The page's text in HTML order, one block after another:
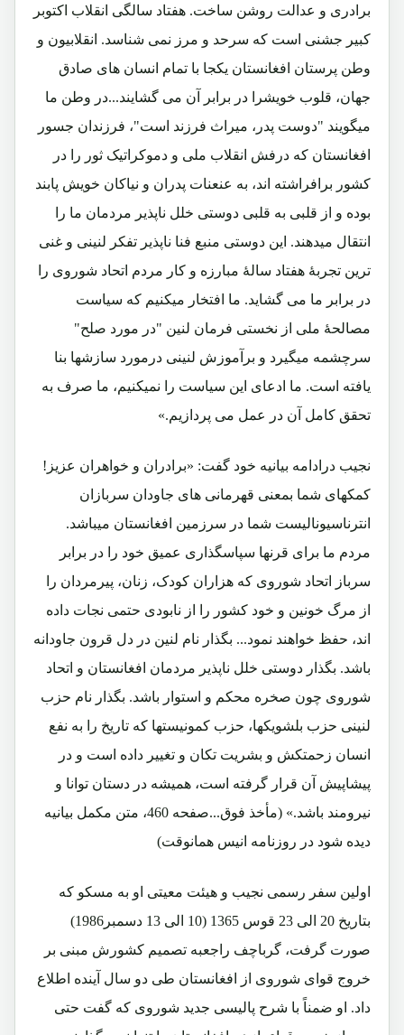
برادری و عدالت روشن ساخت. هفتاد سالگی انقلاب اکتوبر
کبیر جشنی است که سرحد و مرز نمی شناسد. انقلابیون و
وطن پرستان افغانستان یکجا با تمام انسان های صادق
جهان، قلوب خویشرا در برابر آن می گشایند...در وطن ما
میگویند "دوست پدر، میراث فرزند است"، فرزندان جسور
افغانستان که درفش انقلاب ملی و دموکراتیک ثور را در
کشور برافراشته اند، به عنعنات پدران و نیاکان خویش پابند
بوده و از قلبی به قلبی دوستی خلل ناپذیر مردمان ما را
انتقال میدهند. این دوستی منبع فنا ناپذیر تفکر لنینی و غنی
ترین تجربۀ هفتاد سالۀ مبارزه و کار مردم اتحاد شوروی را
در برابر ما می گشاید. ما افتخار میکنیم که سیاست
مصالحۀ ملی از نخستی فرمان لنین "در مورد صلح"
سرچشمه میگیرد و برآموزش لنینی درمورد سازشها بنا
یافته است. ما ادعای این سیاست را نمیکنیم، ما صرف به
تحقق کامل آن در عمل می پردازیم.»
نجیب درادامه بیانیه خود گفت: «برادران و خواهران عزیز!
کمکهای شما بمعنی قهرمانی های جاودان سربازان
انترناسیونالیست شما در سرزمین افغانستان میباشد.
مردم ما برای قرنها سپاسگذاری عمیق خود را در برابر
سرباز اتحاد شوروی که هزاران کودک، زنان، پیرمردان را
از مرگ خونین و خود کشور را از نابودی حتمی نجات داده
اند، حفظ خواهند نمود... بگذار نام لنین در دل قرون جاودانه
باشد. بگذار دوستی خلل ناپذیر مردمان افغانستان و اتحاد
شوروی چون صخره محکم و استوار باشد. بگذار نام حزب
لنینی حزب بلشویکها، حزب کمونیستها که تاریخ را به نفع
انسان زحمتکش و بشریت تکان و تغییر داده است و در
پیشاپیش آن قرار گرفته است، همیشه در دستان توانا و
نیرومند باشد.» (مأخذ فوق...صفحه 460، متن مکمل بیانیه
دیده شود در روزنامه انیس همانوقت)
اولین سفر رسمی نجیب و هیئت معیتی او به مسکو که
بتاریخ 20 الی 23 قوس 1365 (10 الی 13 دسمبر1986)
صورت گرفت، گرباچف راجعبه تصمیم کشورش مبنی بر
خروج قوای شوروی از افغانستان طی دو سال آینده اطلاع
داد. او ضمناً با شرح پالیسی جدید شوروی که گفت حتی